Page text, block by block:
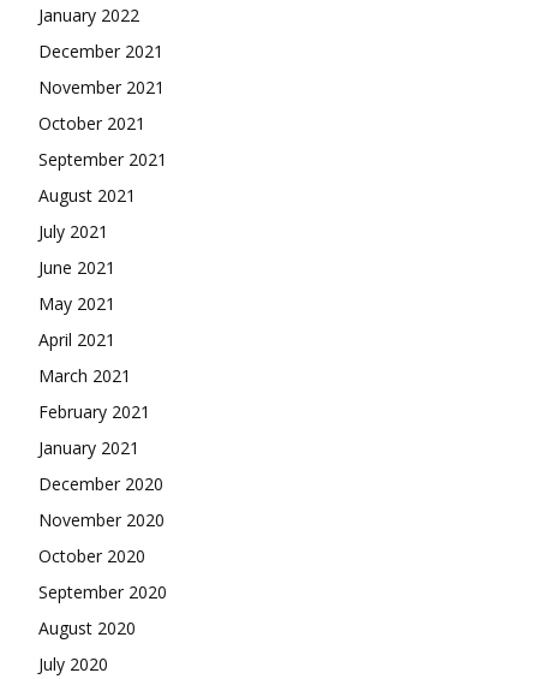
January 2022
December 2021
November 2021
October 2021
September 2021
August 2021
July 2021
June 2021
May 2021
April 2021
March 2021
February 2021
January 2021
December 2020
November 2020
October 2020
September 2020
August 2020
July 2020